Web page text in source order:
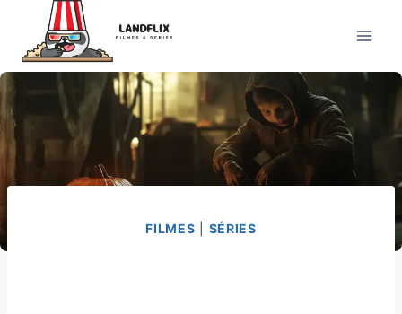
Conteúdo
FILMES SÉRIES